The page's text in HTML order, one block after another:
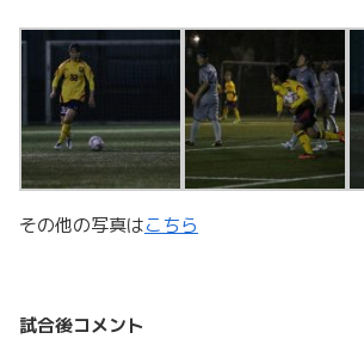
その他の写真はこちら
試合後コメント